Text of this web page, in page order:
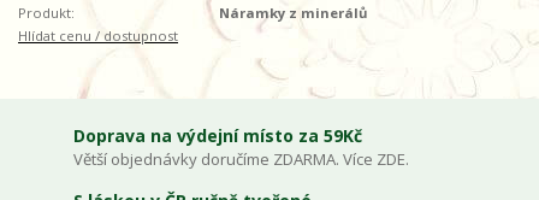
Produkt:
Náramky z minerálů
Hlídat cenu / dostupnost
Doprava na výdejní místo za 59Kč
Větší objednávky doručíme ZDARMA. Více ZDE.